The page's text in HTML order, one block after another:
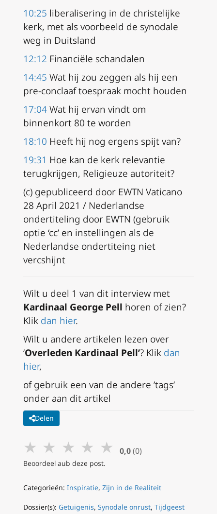
10:25 liberalisering in de christelijke
kerk, met als voorbeeld de synodale
weg in Duitsland
12:12 Financiële schandalen
14:45 Wat hij zou zeggen als hij een
pre-conclaaf toespraak mocht houden
17:04Wat hij ervan vindt om
binnenkort 80 te worden
18:10 Heeft hij nog ergens spijt van?
19:31 Hoe kan de kerk relevantie
terugkrijgen, Religieuze autoriteit?
(c) gepubliceerd door EWTN Vaticano
28 April 2021 / Nederlandse
ondertiteling door EWTN (gebruik
optie ‘cc’ en instellingen als de
Nederlandse ondertiteing niet
vercshijnt
Wilt u deel 1 van dit interview met
Kardinaal George Pell horen of zien?
Klik dan hier.
Wilt u andere artikelen lezen over
‘Overleden Kardinaal Pell’? Klik dan
hier,
of gebruik een van de andere ’tags’
onder aan dit artikel
Delen
★ ★ ★ ★ ★ 0,0 (0)
Beoordeel aub deze post.
Categorieën: Inspiratie, Zijn in de Realiteit
Dossier(s): Getuigenis, Synodale onrust, Tijdgeest